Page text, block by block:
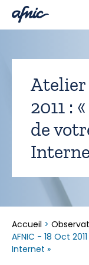
Atelier
2011 :
de
Accueil >
AFNIC - 18 Oct
Internet »
Panneau de gestion